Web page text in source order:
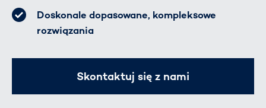
Doskonale dopasowane, kompleksowe
rozwiązania
Skontaktuj się z nami